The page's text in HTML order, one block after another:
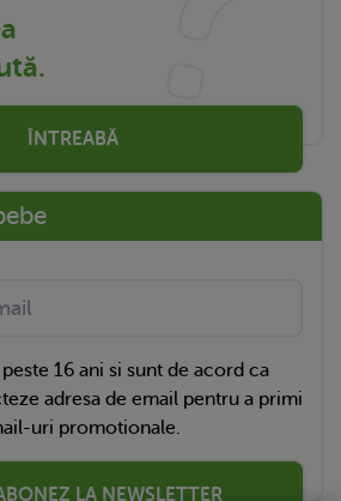
ÎNTREABĂ
16 ani si sunt de acord ca
adresa de email pentru a primi
uri promotionale.
LA NEWSLETTER